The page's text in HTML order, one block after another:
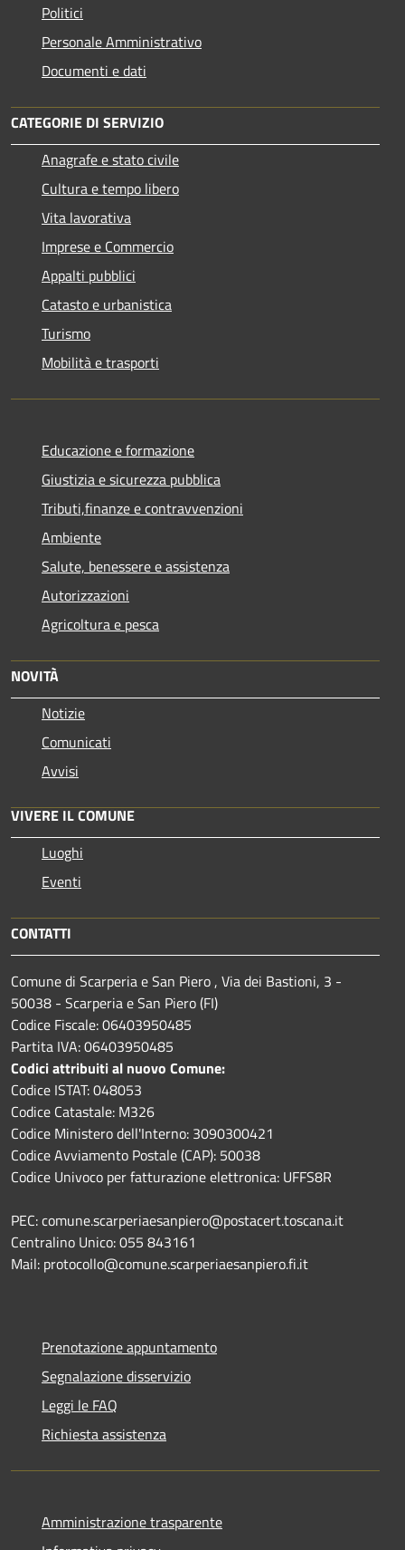
Politici
Personale Amministrativo
Documenti e dati
CATEGORIE DI SERVIZIO
Anagrafe e stato civile
Cultura e tempo libero
Vita lavorativa
Imprese e Commercio
Appalti pubblici
Catasto e urbanistica
Turismo
Mobilità e trasporti
Educazione e formazione
Giustizia e sicurezza pubblica
Tributi,finanze e contravvenzioni
Ambiente
Salute, benessere e assistenza
Autorizzazioni
Agricoltura e pesca
NOVITÀ
Notizie
Comunicati
Avvisi
VIVERE IL COMUNE
Luoghi
Eventi
CONTATTI
Comune di Scarperia e San Piero , Via dei Bastioni, 3 -
50038 - Scarperia e San Piero (FI)
Codice Fiscale: 06403950485
Partita IVA: 06403950485
Codici attribuiti al nuovo Comune:
Codice ISTAT: 048053
Codice Catastale: M326
Codice Ministero dell'Interno: 3090300421
Codice Avviamento Postale (CAP): 50038
Codice Univoco per fatturazione elettronica: UFFS8R
PEC: comune.scarperiaesanpiero@postacert.toscana.it
Centralino Unico: 055 843161
Mail: protocollo@comune.scarperiaesanpiero.fi.it
Prenotazione appuntamento
Segnalazione disservizio
Leggi le FAQ
Richiesta assistenza
Amministrazione trasparente